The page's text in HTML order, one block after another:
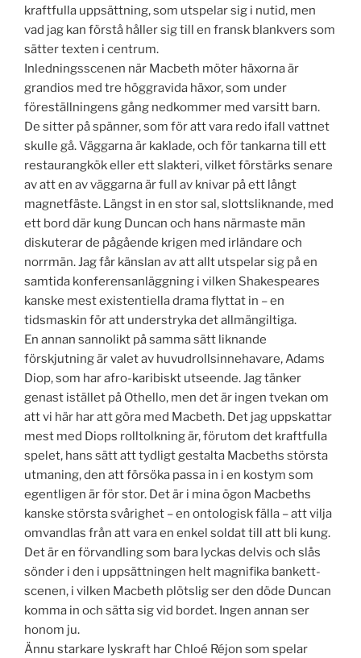
kraftfulla uppsättning, som utspelar sig i nutid, men
vad jag kan förstå håller sig till en fransk blankvers som
sätter texten i centrum.
Inledningsscenen när Macbeth möter häxorna är
grandios med tre höggravida häxor, som under
föreställningens gång nedkommer med varsitt barn.
De sitter på spänner, som för att vara redo ifall vattnet
skulle gå. Väggarna är kaklade, och för tankarna till ett
restaurangkök eller ett slakteri, vilket förstärks senare
av att en av väggarna är full av knivar på ett långt
magnetfäste. Längst in en stor sal, slottsliknande, med
ett bord där kung Duncan och hans närmaste män
diskuterar de pågående krigen med irländare och
norrmän. Jag får känslan av att allt utspelar sig på en
samtida konferensanläggning i vilken Shakespeares
kanske mest existentiella drama flyttat in – en
tidsmaskin för att understryka det allmängiltiga.
En annan sannolikt på samma sätt liknande
förskjutning är valet av huvudrollsinnehavare, Adams
Diop, som har afro-karibiskt utseende. Jag tänker
genast istället på Othello, men det är ingen tvekan om
att vi här har att göra med Macbeth. Det jag uppskattar
mest med Diops rolltolkning är, förutom det kraftfulla
spelet, hans sätt att tydligt gestalta Macbeths största
utmaning, den att försöka passa in i en kostym som
egentligen är för stor. Det är i mina ögon Macbeths
kanske största svårighet – en ontologisk fälla – att vilja
omvandlas från att vara en enkel soldat till att bli kung.
Det är en förvandling som bara lyckas delvis och slås
sönder i den i uppsättningen helt magnifika bankett-
scenen, i vilken Macbeth plötslig ser den döde Duncan
komma in och sätta sig vid bordet. Ingen annan ser
honom ju.
Ännu starkare lyskraft har Chloé Réjon som spelar